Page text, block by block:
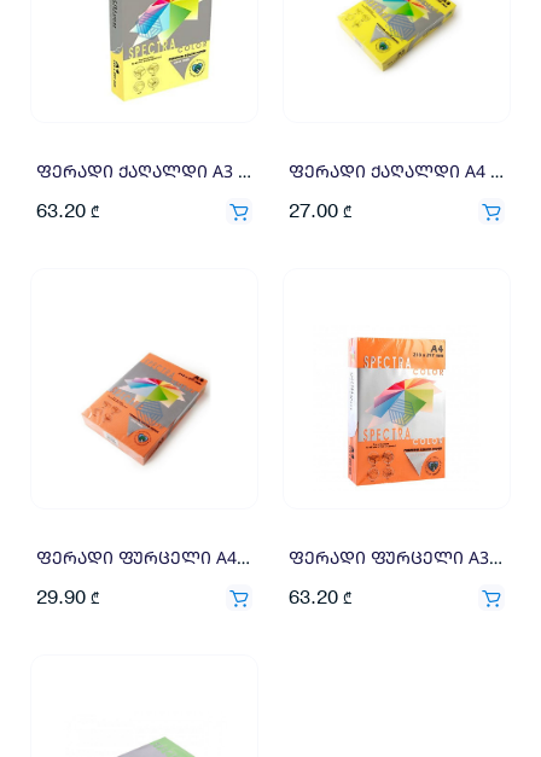
ფერადი ქაღალდი A3 160გრ 250ფ ღია ყვითელი
63.20 ₾
ფერადი ქაღალდი A4 80გრ 500ფ ყვითელი
27.00 ₾
ფერადი ფურცელი A4 80გრ 500ფ ნარინჯისფერი
29.90 ₾
ფერადი ფურცელი A3 160გრ 250ფ ნარინჯისფერი
63.20 ₾